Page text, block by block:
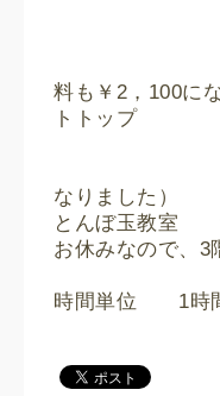
ぜひ
酸素教
料も￥2，100に
トトップ
が作
（火曜
なりました）
とんぼ玉教室 9
お休みなので、3
（
時間単位 1時間